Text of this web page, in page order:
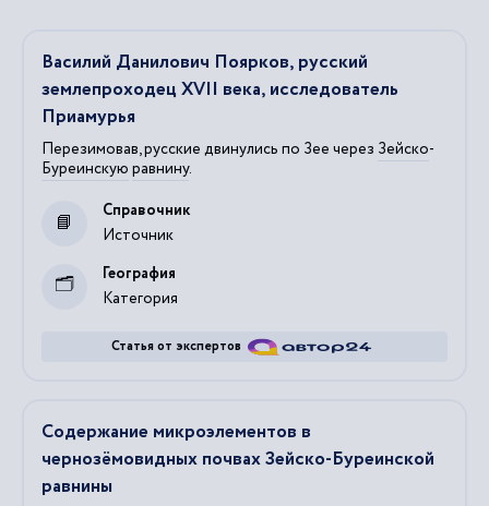
Василий Данилович Поярков, русский
землепроходец XVII века, исследователь
Приамурья
Перезимовав, русские двинулись по Зее через Зейско-
Буреинскую равнину.
Источник
Справочник
Категория
География
Статья от экспертов
Содержание микроэлементов в
чернозёмовидных почвах Зейско-Буреинской
равнины